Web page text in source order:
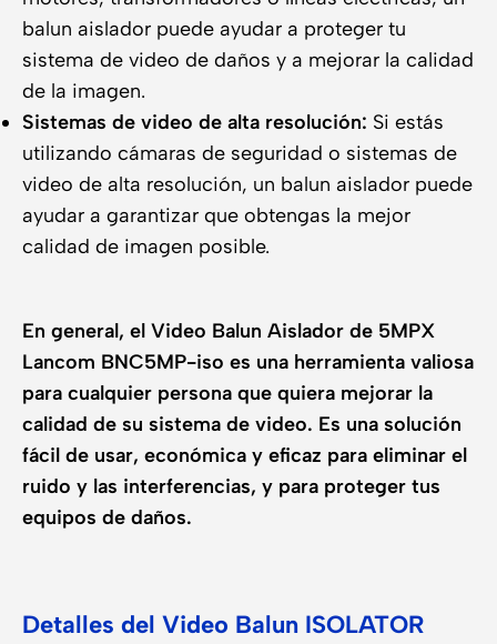
balun aislador puede ayudar a proteger tu
sistema de video de daños y a mejorar la calidad
de la imagen.
Sistemas de video de alta resolución: Si estás
utilizando cámaras de seguridad o sistemas de
video de alta resolución, un balun aislador puede
ayudar a garantizar que obtengas la mejor
calidad de imagen posible.
En general, el Video Balun Aislador de 5MPX
Lancom BNC5MP-iso es una herramienta valiosa
para cualquier persona que quiera mejorar la
calidad de su sistema de video. Es una solución
fácil de usar, económica y eficaz para eliminar el
ruido y las interferencias, y para proteger tus
equipos de daños.
Detalles del Video Balun ISOLATOR